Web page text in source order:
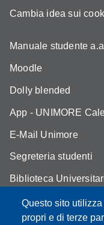
Questo sito
propri e di terze
Cambia idea sui
Manuale studente
Moodle
Dolly blended
App - UNIMORE
E-Mail Unimore
Segreteria studenti
Biblioteca
Assicurazione qualità
Contatti